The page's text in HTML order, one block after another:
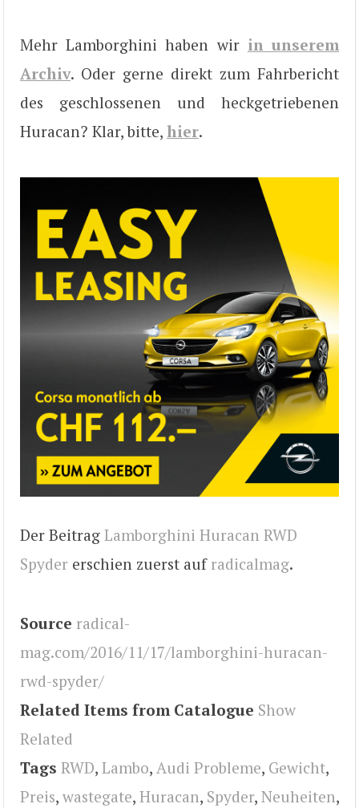
Mehr Lamborghini haben wir in unserem
Archiv. Oder gerne direkt zum Fahrbericht
des geschlossenen und heckgetriebenen
Huracan? Klar, bitte, hier.
Der Beitrag Lamborghini Huracan RWD
Spyder erschien zuerst auf radicalmag.
Source radical-
mag.com/2016/11/17/lamborghini-huracan-
rwd-spyder/
Related Items from Catalogue Show
Related
Tags RWD, Lambo, Audi Probleme, Gewicht,
Preis, wastegate, Huracan, Spyder, Neuheiten,